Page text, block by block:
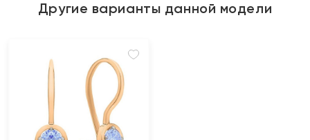
Другие варианты данной модели